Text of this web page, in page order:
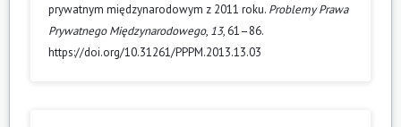
prywatnym międzynarodowym z 2011 roku. Problemy Prawa
Prywatnego Międzynarodowego, 13, 61–86.
https://doi.org/10.31261/PPPM.2013.13.03